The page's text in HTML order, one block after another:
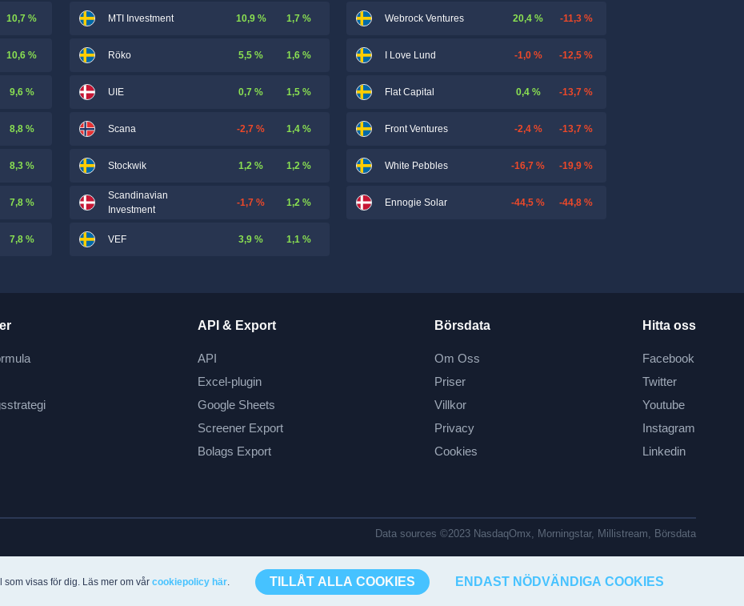
visas för dig. Läs mer om vår cookiepolicy här. TILLÅT ALLA COOKIES ENDAST NÖDVÄNDIGA COOKIES
10,7 %
10,6 %
9,6 %
8,8 %
8,3 %
7,8 %
7,8 %
MTI Investment 10,9 % 1,7 %
Röko 5,5 % 1,6 %
UIE 0,7 % 1,5 %
Scana -2,7 % 1,4 %
Stockwik 1,2 % 1,2 %
Scandinavian
Investment
-1,7 % 1,2 %
VEF 3,9 % 1,1 %
Webrock Ventures 20,4 % -11,3 %
I Love Lund -1,0 % -12,5 %
Flat Capital 0,4 % -13,7 %
Front Ventures -2,4 % -13,7 %
White Pebbles -16,7 % -19,9 %
Ennogie Solar -44,5 % -44,8 %
API & Export
API
Excel-plugin
Google Sheets
Screener Export
Bolags Export
Börsdata
Om Oss
Priser
Villkor
Privacy
Cookies
Hitta oss
Facebook
Twitter
Youtube
Instagram
Linkedin
Data sources ©2023 NasdaqOmx, Morningstar, Millistream, Börsdata